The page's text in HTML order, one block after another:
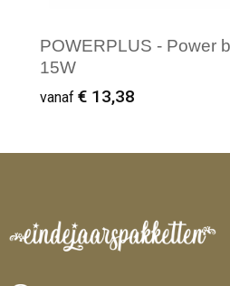
POWERPLUS - Power
15W
vanaf € 13,38